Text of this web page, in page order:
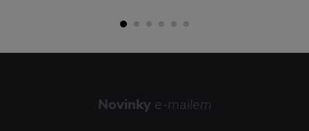
Novinky e-mailem